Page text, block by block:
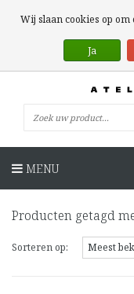
MENU
Producten getagd
Sorteren op:
Wij slaan cookies op
Ja